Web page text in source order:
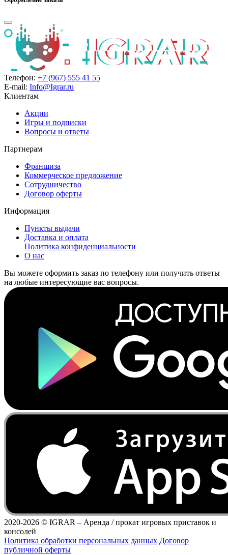
Телефон: +7 (967) 555 41 55
E-mail: Info@Igrar.ru
Клиентам
Акции
Игры и подписки
Вопросы и ответы
Партнерам
Франшиза
Коммерческое предложение
Сотрудничество
Договор оферты
Информация
Пункты выдачи
Доставка и оплата
Политика конфиденциальности
О нас
Вы можете оформить заказ по телефону или получить ответы
на любые интересующие вас вопросы.
2020-2026 © IGRAR – Аренда / прокат игровых приставок и
консолей
Политика обработки персональных данных Договор
публичной оферты